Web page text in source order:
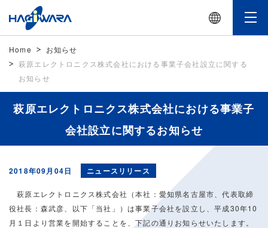
Home
お知らせ
萩原エレクトロニクス株式会社における事業子会社設立に関する
お知らせ
萩原エレクトロニクス株式会社における事業子
会社設立に関するお知らせ
2018年09月04日 ニュースリリース
萩原エレクトロニクス株式会社（本社：愛知県名古屋市、代表取締
役社長：森武彦、以下「当社」）は事業子会社を設立し、平成30年10
月１日より営業を開始することを、下記の通りお知らせいたします。